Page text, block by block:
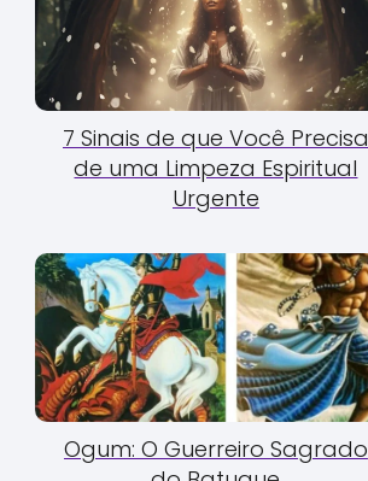
7 Sinais de que Você Precisa
de uma Limpeza Espiritual
Urgente
Ogum: O Guerreiro Sagrado